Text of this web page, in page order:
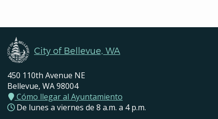
City of Bellevue, WA
450 110th Avenue NE
Bellevue, WA 98004
Cómo llegar al Ayuntamiento
De lunes a viernes de 8 a.m. a 4 p.m.